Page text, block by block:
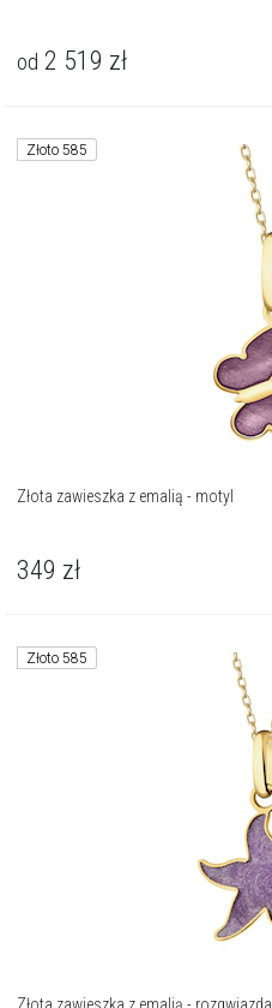
od 2 519 zł
Złoto 585
Złota zawieszka z emalią - motyl
349 zł
Złoto 585